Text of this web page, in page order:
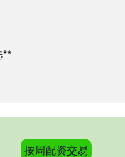
按周配资交易